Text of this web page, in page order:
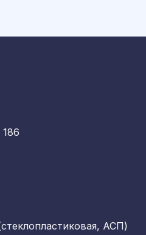
АСП)